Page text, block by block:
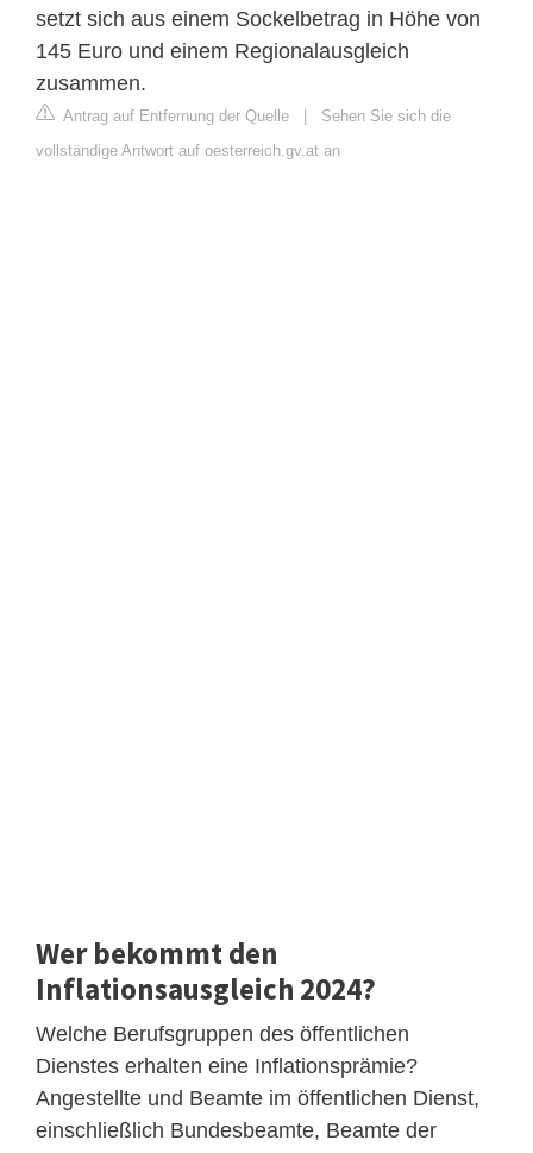
setzt sich aus einem Sockelbetrag in Höhe von
145 Euro und einem Regionalausgleich
zusammen.
Antrag auf Entfernung der Quelle | Sehen Sie sich die
vollständige Antwort auf oesterreich.gv.at an
Wer bekommt den
Inflationsausgleich 2024?
Welche Berufsgruppen des öffentlichen
Dienstes erhalten eine Inflationsprämie?
Angestellte und Beamte im öffentlichen Dienst,
einschließlich Bundesbeamte, Beamte der